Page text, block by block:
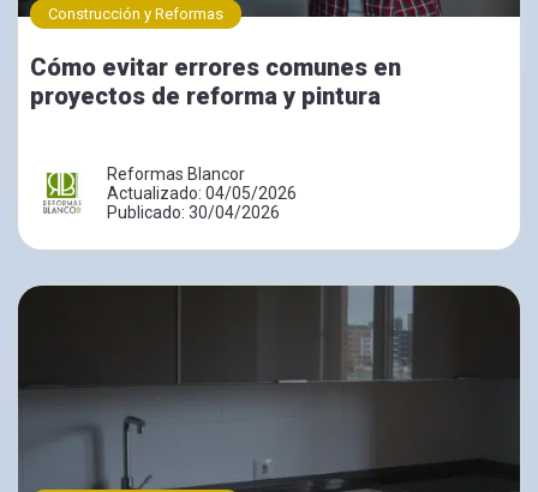
Construcción y Reformas
Cómo evitar errores comunes en
proyectos de reforma y pintura
Reformas Blancor
Actualizado: 04/05/2026
Publicado: 30/04/2026